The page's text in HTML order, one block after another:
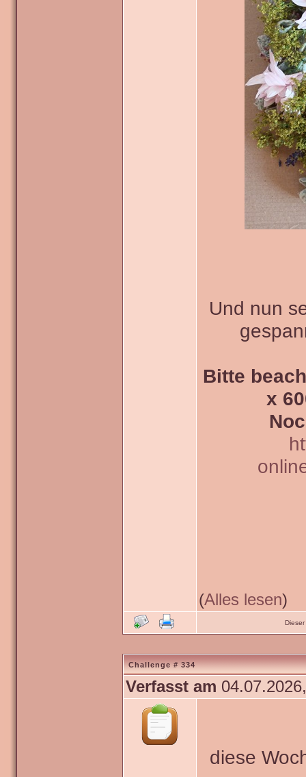
Und nun
Bitte
x
(Alles lesen)
Challenge # 334
Verfasst am
diese